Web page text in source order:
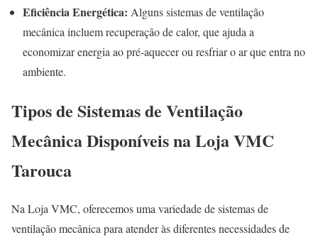
Eficiência Energética: Alguns sistemas de ventilação
mecânica incluem recuperação de calor, que ajuda a
economizar energia ao pré-aquecer ou resfriar o ar que entra no
ambiente.
Tipos de Sistemas de Ventilação
Mecânica Disponíveis na Loja VMC
Tarouca
Na Loja VMC, oferecemos uma variedade de sistemas de
ventilação mecânica para atender às diferentes necessidades de